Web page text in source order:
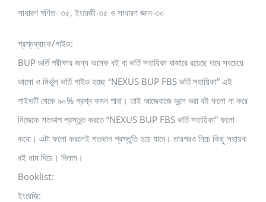
সাধারণ গণিত- ৩৫, ইংরেজী-৩৫ ও সাধারণ জ্ঞান-৩০
প্রশ্নব্যাংক/গাইড:
BUP ভর্তি পরীক্ষার জন্য অনেক বই বা ভর্তি সহায়িকা বাজারে রয়েছে তবে সবচেয়ে
ভালো ও নির্ভুল ভর্তি গাইড হচ্ছে “NEXUS BUP FBS ভর্তি সহায়িকা” এই
গাইডটি থেকে ৯০% প্রশ্ন কমন পাবা। তাই আজেবাজে ভুলে ভরা বই ফলো না করে
নিজেকে শতভাগ প্রস্তুত করতে “NEXUS BUP FBS ভর্তি সহায়িকা” ফলো
করো। এটা ফলো করলেই শতভাগ প্রস্তুতি হয়ে যাবে। তারপরও নিচে কিছু সহায়ক
বই নাম দিয়ে। দিলাম।
Booklist:
ইংরেজি: